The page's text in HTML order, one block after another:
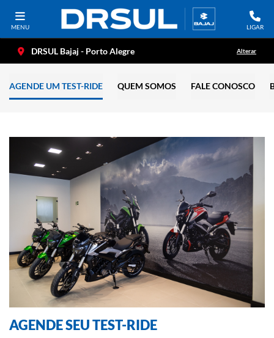
MENU LIGAR
DRSUL Bajaj - Porto Alegre Alterar
QUEM SOMOS FALE CONOSCO
AGENDE UM TEST-RIDE
AGENDE SEU TEST-RIDE